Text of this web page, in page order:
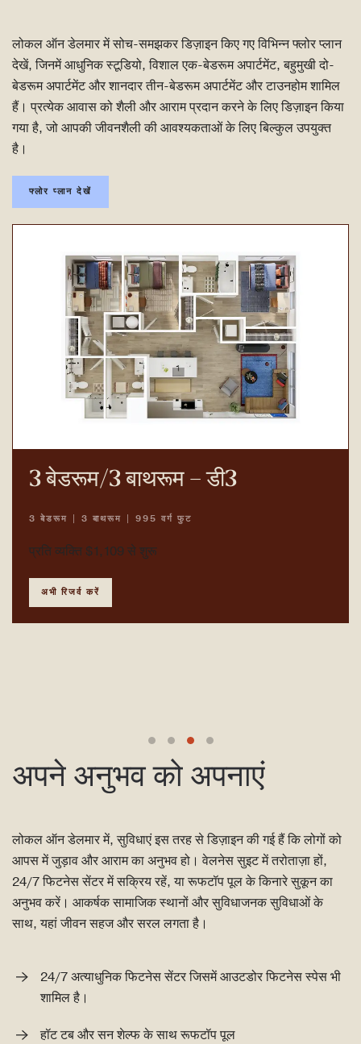
लोकल ऑन डेलमार में सोच-समझकर डिज़ाइन किए गए विभिन्न फ्लोर प्लान
देखें, जिनमें आधुनिक स्टूडियो, विशाल एक-बेडरूम अपार्टमेंट, बहुमुखी दो-
बेडरूम अपार्टमेंट और शानदार तीन-बेडरूम अपार्टमेंट और टाउनहोम शामिल
हैं। प्रत्येक आवास को शैली और आराम प्रदान करने के लिए डिज़ाइन किया
गया है, जो आपकी जीवनशैली की आवश्यकताओं के लिए बिल्कुल उपयुक्त
है।
फ्लोर प्लान देखें
3 बेडरूम/3 बाथरूम – डी3
3 बेडरूम | 3 बाथरूम | 995 वर्ग फुट
प्रति व्यक्ति $1,109 से शुरू
अभी रिजर्व करें
रिसॉर्ट-शैली का पूल
फिटनेस सेंटर
वेलनेस सुइट
लॉबी
अपने अनुभव को अपनाएं
लोकल ऑन डेलमार में, सुविधाएं इस तरह से डिज़ाइन की गई हैं कि लोगों को
आपस में जुड़ाव और आराम का अनुभव हो। वेलनेस सुइट में तरोताज़ा हों,
24/7 फिटनेस सेंटर में सक्रिय रहें, या रूफटॉप पूल के किनारे सुकून का
अनुभव करें। आकर्षक सामाजिक स्थानों और सुविधाजनक सुविधाओं के
साथ, यहां जीवन सहज और सरल लगता है।
24/7 अत्याधुनिक फिटनेस सेंटर जिसमें आउटडोर फिटनेस स्पेस भी
शामिल है।
हॉट टब और सन शेल्फ के साथ रूफटॉप पूल